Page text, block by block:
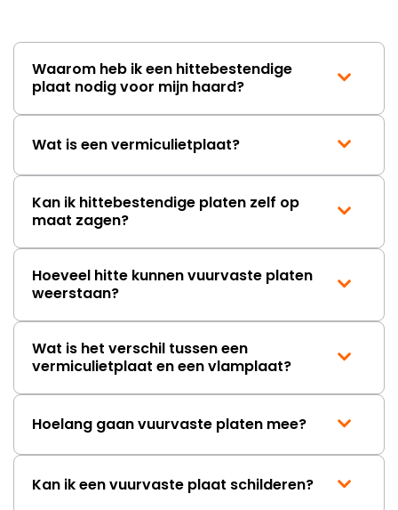
Waarom heb ik een hittebestendige
plaat nodig voor mijn haard?
Wat is een vermiculietplaat?
Kan ik hittebestendige platen zelf op
maat zagen?
Hoeveel hitte kunnen vuurvaste platen
weerstaan?
Wat is het verschil tussen een
vermiculietplaat en een vlamplaat?
Hoelang gaan vuurvaste platen mee?
Kan ik een vuurvaste plaat schilderen?